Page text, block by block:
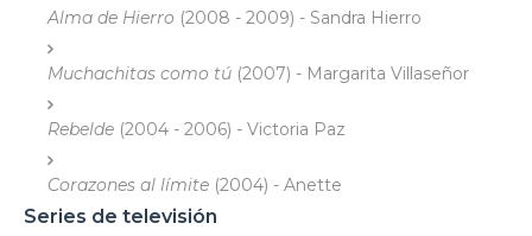
Alma de Hierro (2008 - 2009) - Sandra Hierro
Muchachitas como tú (2007) - Margarita Villaseñor
Rebelde (2004 - 2006) - Victoria Paz
Corazones al límite (2004) - Anette
Series de televisión